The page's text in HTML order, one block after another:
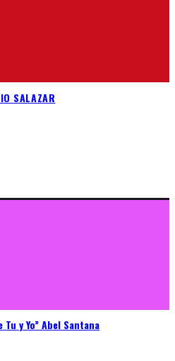
SALAZAR
y Yo” Abel Santana